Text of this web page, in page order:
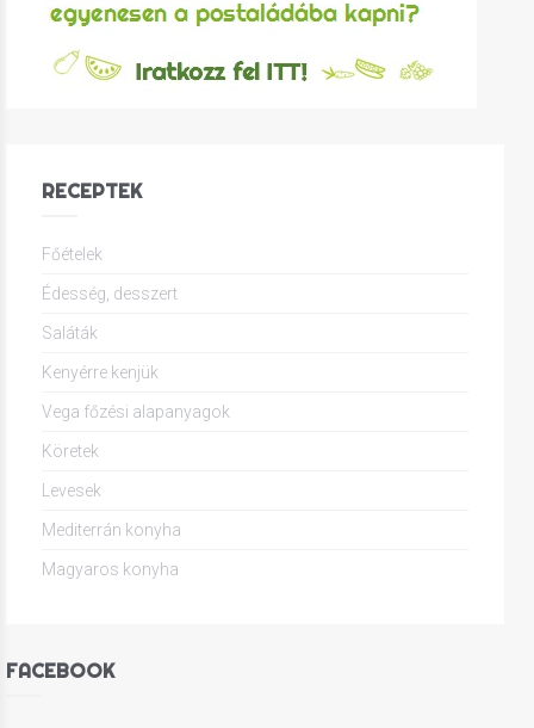
RECEPTEK
Főételek
Édesség, desszert
Saláták
Kenyérre kenjük
Vega főzési alapanyagok
Köretek
Levesek
Mediterrán konyha
Magyaros konyha
FACEBOOK